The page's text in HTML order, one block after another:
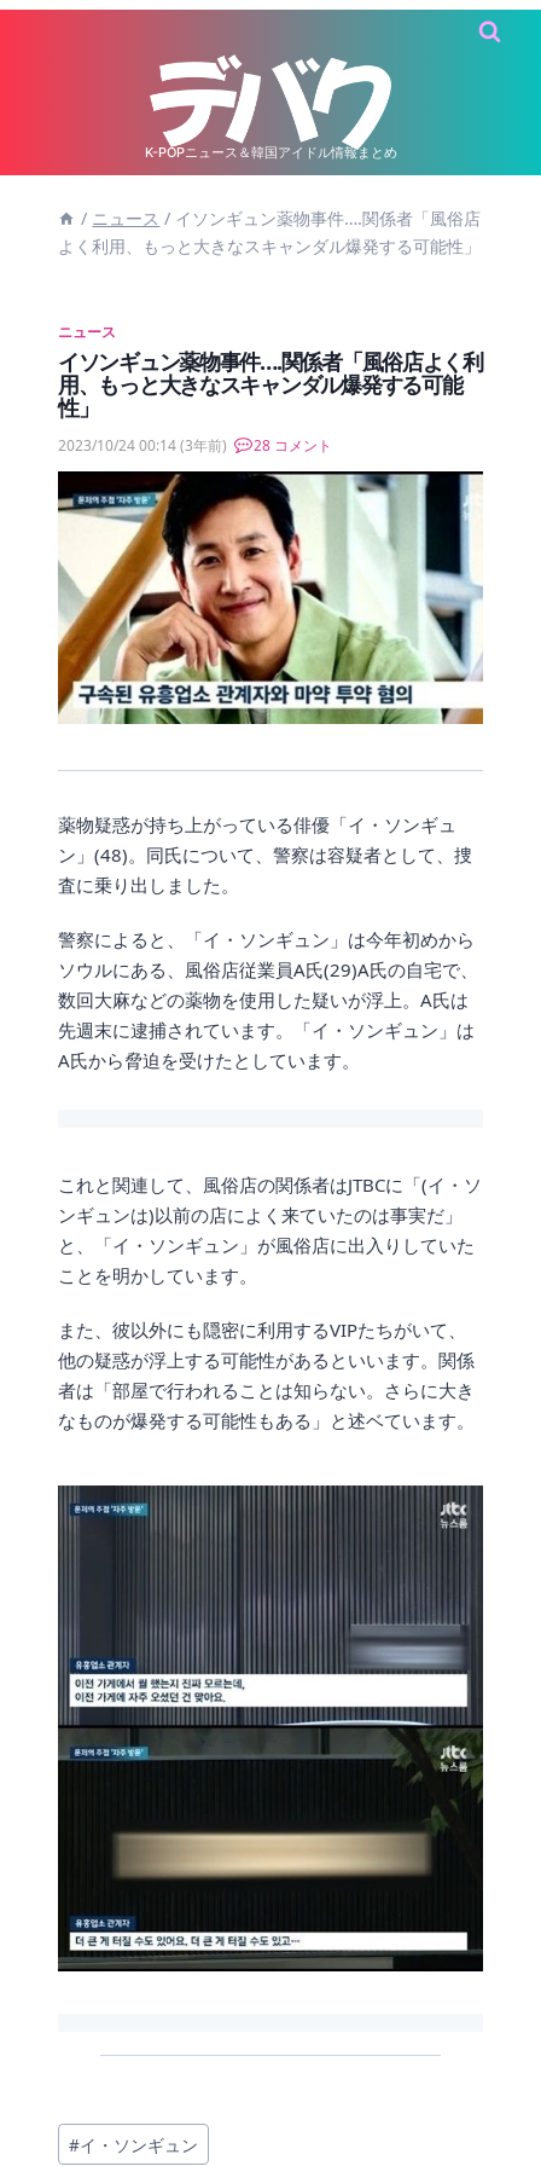
K-POPニュース＆韓国アイドル情報まとめ
/ ニュース / イソンギュン薬物事件….関係者「風俗店
よく利用、もっと大きなスキャンダル爆発する可能性」
ニュース
イソンギュン薬物事件….関係者「風俗店よく利
用、もっと大きなスキャンダル爆発する可能
性」
2023/10/24 00:14(3年前) 28 コメント
薬物疑惑が持ち上がっている俳優「イ・ソンギュ
ン」(48)。同氏について、警察は容疑者として、捜
査に乗り出しました。
警察によると、「イ・ソンギュン」は今年初めから
ソウルにある、風俗店従業員A氏(29)A氏の自宅で、
数回大麻などの薬物を使用した疑いが浮上。A氏は
先週末に逮捕されています。「イ・ソンギュン」は
A氏から脅迫を受けたとしています。
これと関連して、風俗店の関係者はJTBCに「(イ・ソ
ンギュンは)以前の店によく来ていたのは事実だ」
と、「イ・ソンギュン」が風俗店に出入りしていた
ことを明かしています。
また、彼以外にも隠密に利用するVIPたちがいて、
他の疑惑が浮上する可能性があるといいます。関係
者は「部屋で行われることは知らない。さらに大き
なものが爆発する可能性もある」と述ベています。
投
#イ・ソンギュン